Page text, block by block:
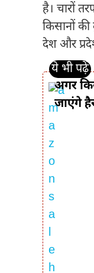
है। चारों
किसानों की
देश और
अगर
जाएंगे